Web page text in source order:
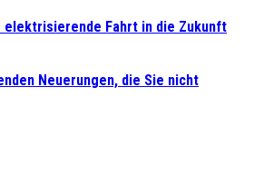
elektrisierende Fahrt in die Zukunft
Neuerungen, die Sie nicht